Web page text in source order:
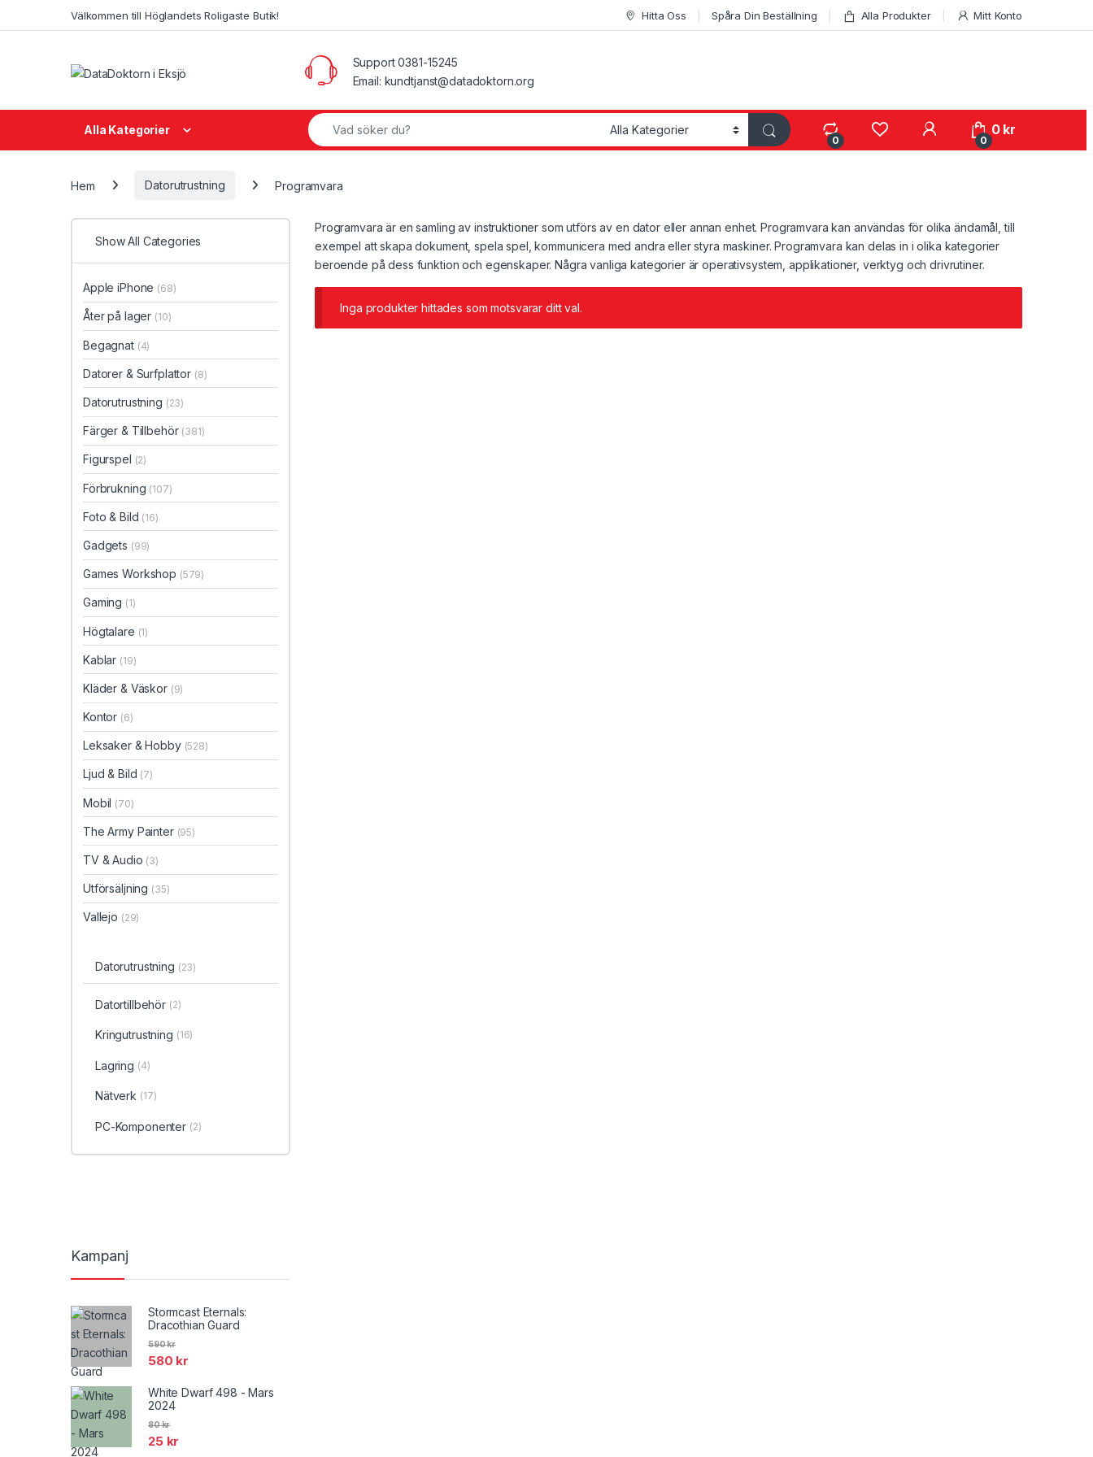
Välkommen till Höglandets Roligaste Butik! Hitta Oss Spåra Din Beställning Alla Produkter Mitt Konto
Support 0381-15245
Email: kundtjanst@datadoktorn.org
Alla Kategorier
Search for:
0
My Account
0
0 kr
Hem Datorutrustning Programvara
Programvara är en samling av instruktioner som utförs av en dator eller annan enhet. Programvara kan användas för olika ändamål, till
exempel att skapa dokument, spela spel, kommunicera med andra eller styra maskiner. Programvara kan delas in i olika kategorier
beroende på dess funktion och egenskaper. Några vanliga kategorier är operativsystem, applikationer, verktyg och drivrutiner.
Inga produkter hittades som motsvarar ditt val.
Show All Categories
Apple iPhone (68)
Åter på lager (10)
Begagnat (4)
Datorer & Surfplattor (8)
Datorutrustning (23)
Färger & Tillbehör (381)
Figurspel (2)
Förbrukning (107)
Foto & Bild (16)
Gadgets (99)
Games Workshop (579)
Gaming (1)
Högtalare (1)
Kablar (19)
Kläder & Väskor (9)
Kontor (6)
Leksaker & Hobby (528)
Ljud & Bild (7)
Mobil (70)
The Army Painter (95)
TV & Audio (3)
Utförsäljning (35)
Vallejo (29)
Datorutrustning (23)
Datortillbehör (2)
Kringutrustning (16)
Lagring (4)
Nätverk (17)
PC-Komponenter (2)
Kampanj
Stormcast Eternals:
Dracothian Guard
580 kr
590kr
White Dwarf 498 - Mars
2024
25 kr
80kr